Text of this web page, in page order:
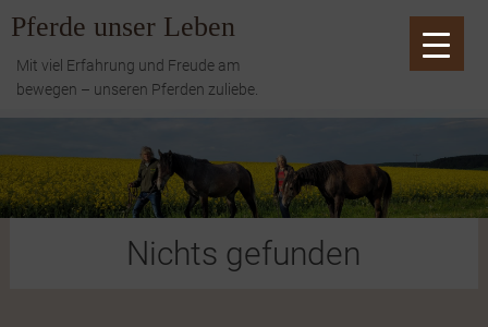
Inhalt
springen
Pferde unser Leben
Mit viel Erfahrung und Freude am
bewegen – unseren Pferden zuliebe.
Nichts gefunden